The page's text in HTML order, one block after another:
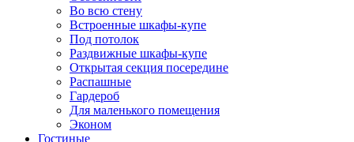
Во всю стену
Встроенные шкафы-купе
Под потолок
Раздвижные шкафы-купе
Открытая секция посередине
Распашные
Гардероб
Для маленького помещения
Эконом
Гостиные